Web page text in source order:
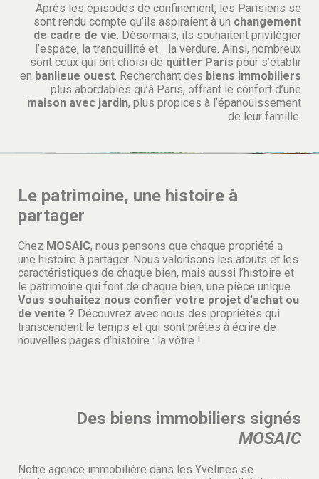
Après les épisodes de confinement, les Parisiens se
sont rendu compte qu’ils aspiraient à un changement
de cadre de vie . Désormais, ils souhaitent privilégier
l’espace, la tranquillité et… la verdure. Ainsi, nombreux
sont ceux qui ont choisi de quitter Paris pour s’établir
en banlieue ouest . Recherchant des biens immobiliers
plus abordables qu’à Paris, offrant le confort d’une
maison avec jardin, plus propices à l’épanouissement
de leur famille.
Le patrimoine, une histoire à
partager
Chez MOSAIC, nous pensons que chaque propriété a
une histoire à partager. Nous valorisons les atouts et les
caractéristiques de chaque bien, mais aussi l’histoire et
le patrimoine qui font de chaque bien, une pièce unique.
Vous souhaitez nous confier votre projet d’achat ou
de vente ? Découvrez avec nous des propriétés qui
transcendent le temps et qui sont prêtes à écrire de
nouvelles pages d’histoire : la vôtre !
Des biens immobiliers signés
MOSAIC
Notre agence immobilière dans les Yvelines se